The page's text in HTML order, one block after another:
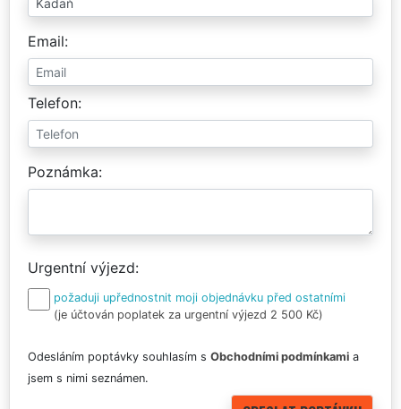
Email
Telefon
Poznámka
Urgentní výjezd
požaduji upřednostnit moji objednávku před ostatními
(je účtován poplatek za urgentní výjezd 2 500 Kč)
Odesláním poptávky souhlasím s Obchodními podmínkami a
jsem s nimi seznámen.